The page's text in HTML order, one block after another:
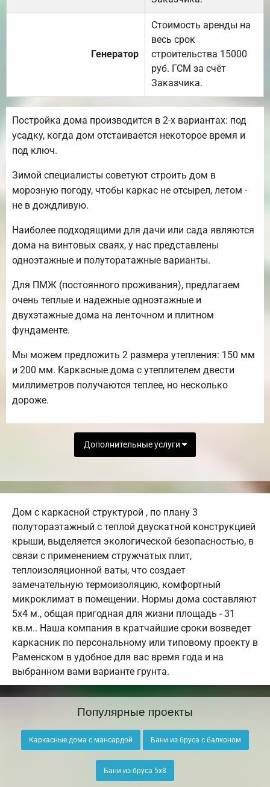
Генератор
Стоимость аренды на
весь срок
строительства 15000
руб. ГСМ за счёт
Заказчика.
Постройка дома производится в 2-х вариантах: под
усадку, когда дом отстаивается некоторое время и
под ключ.
Зимой специалисты советуют строить дом в
морозную погоду, чтобы каркас не отсырел, летом -
не в дождливую.
Наиболее подходящими для дачи или сада являются
дома на винтовых сваях, у нас представлены
одноэтажные и полуторатажные варианты.
Для ПМЖ (постоянного проживания), предлагаем
очень теплые и надежные одноэтажные и
двухэтажные дома на ленточном и плитном
фундаменте.
Мы можем предложить 2 размера утепления: 150 мм
и 200 мм. Каркасные дома с утеплителем двести
миллиметров получаются теплее, но несколько
дороже.
Дополнительные услуги
Дом с каркасной структурой , по плану 3
полутораэтажный с теплой двускатной конструкцией
крыши, выделяется экологической безопасностью, в
связи с применением стружчатых плит,
теплоизоляционной ваты, что создает
замечательную термоизоляцию, комфортный
микроклимат в помещении. Нормы дома составляют
5х4 м., общая пригодная для жизни площадь - 31
кв.м.. Наша компания в кратчайшие сроки возведет
каркасник по персональному или типовому проекту в
Раменском в удобное для вас время года и на
выбранном вами варианте грунта.
Популярные проекты
Каркасные дома с мансардой Бани из бруса с балконом
Бани из бруса 5х8